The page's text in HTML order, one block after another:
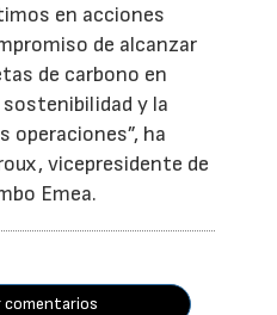
en acciones
de alcanzar
de carbono en
y la
operaciones”, ha
vicepresidente de
Emea.
comentarios